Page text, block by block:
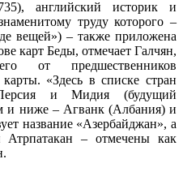
английский историк и
труду которого –
вещей») – также приложена
карт Беды, отмечает Галчян,
от предшественников
«Здесь в списке стран
и Мидия (будущий
и ниже – Агванк (Албания) и
название «Азербайджан», а
– отмечены как